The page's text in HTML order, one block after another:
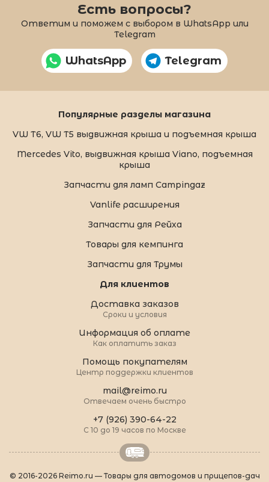
Есть вопросы?
Ответим и поможем с выбором в WhatsApp или
Telegram
WhatsApp Telegram
Популярные разделы магазина
VW T6, VW T5 выдвижная крыша и подъемная крыша
Mercedes Vito, выдвижная крыша Viano, подъемная
крыша
Запчасти для ламп Campingaz
Vanlife расширения
Запчасти для Рейха
Товары для кемпинга
Запчасти для Трумы
Для клиентов
Доставка заказов
Сроки и условия
Информация об оплате
Как оплатить заказ
Помощь покупателям
Центр поддержки клиентов
mail@reimo.ru
Отвечаем очень быстро
+7 (926) 390-64-22
С 10 до 19 часов по Москве
© 2016-2026 Reimo.ru — Товары для автодомов и прицепов-дач